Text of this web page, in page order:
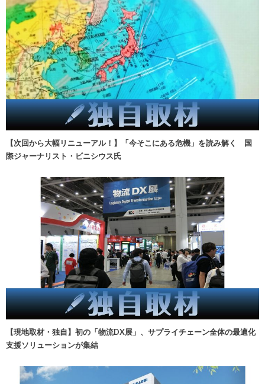
【次回から大幅リニューアル！】「今そこにある危機」を読み解く 国
際ジャーナリスト・ビニシウス氏
【現地取材・独自】初の「物流DX展」、サプライチェーン全体の最適化
支援ソリューションが集結